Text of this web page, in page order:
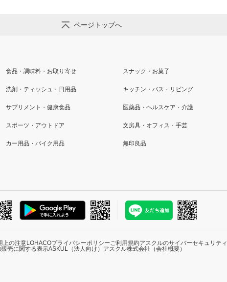
ページトップへ
食品・調味料・お取り寄せ スナック・お菓子
洗剤・ティッシュ・日用品 キッチン・バス・リビング
サプリメント・健康食品 医薬品・ヘルスケア・介護
スポーツ・アウトドア 文房具・オフィス・手芸
カー用品・バイク用品 無印良品
上の注意LOHACOプライバシーポリシーご利用規約アスクルのサイバーセキュリティ
販売に関する表示ASKUL（法人向け） アスクル株式会社（会社概要）